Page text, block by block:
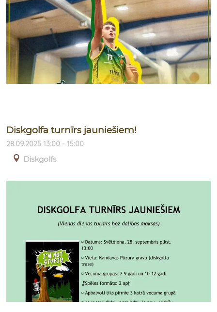
Diskgolfa turnīrs jauniešiem!
28.09.2025 13:00 - 15:00
Diskgolfs